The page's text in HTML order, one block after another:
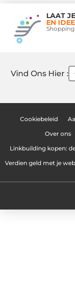
LAAT
EN
Vind Ons Hier :
Cookiebeleid
Over ons
Linkbuilding kopen:
Verdien geld met je